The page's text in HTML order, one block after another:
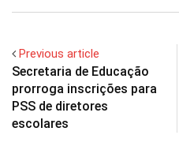
Previous article
Secretaria de Educação
prorroga inscrições para
PSS de diretores
escolares